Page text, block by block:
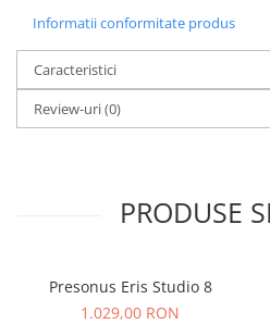
Masini de fum si ceata
Mixere DMX
Moving Head-uri
Scene şi Ring-uri de Dans
Chitare si bass
Informatii conformitate produs
Caracteristici
Review-uri(0)
PRODUSE
Presonus Eris Studio 8
1.029,00 RON